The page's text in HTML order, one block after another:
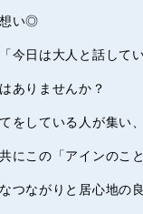
い◎
今日は大人と話して
ありませんか？
をしている人が集い
にこの「アインのこ
つながりと居心地の